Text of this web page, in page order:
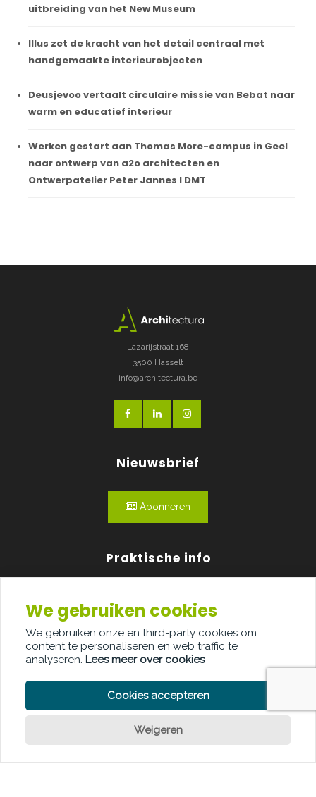
uitbreiding van het New Museum
Illus zet de kracht van het detail centraal met
handgemaakte interieurobjecten
Deusjevoo vertaalt circulaire missie van Bebat naar
warm en educatief interieur
Werken gestart aan Thomas More-campus in Geel
naar ontwerp van a2o architecten en
Ontwerpatelier Peter Jannes I DMT
Lazarijstraat 168
3500 Hasselt
info@architectura.be
Nieuwsbrief
Abonneren
Praktische info
Over ons
Adverteren
Contact
We gebruiken cookies
We gebruiken onze en third-party cookies om
content te personaliseren en web traffic te
analyseren. Lees meer over cookies
Cookies accepteren
Weigeren